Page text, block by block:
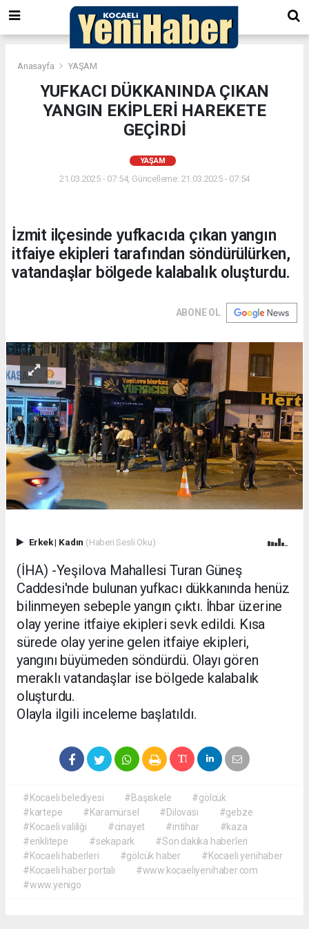
Anasayfa YAŞAM
YUFKACI DÜKKANINDA ÇIKAN
YANGIN EKİPLERİ HAREKETE
GEÇİRDİ
YAŞAM
21.03.2025 - 07:54, Güncelleme: 21.03.2025 - 07:54
İzmit ilçesinde yufkacıda çıkan yangın
itfaiye ekipleri tarafından söndürülürken,
vatandaşlar bölgede kalabalık oluşturdu.
ABONE OL
Erkek| Kadın (Haberi Sesli Oku)
(İHA) -Yeşilova Mahallesi Turan Güneş
Caddesi'nde bulunan yufkacı dükkanında henüz
bilinmeyen sebeple yangın çıktı. İhbar üzerine
olay yerine itfaiye ekipleri sevk edildi. Kısa
sürede olay yerine gelen itfaiye ekipleri,
yangını büyümeden söndürdü. Olayı gören
meraklı vatandaşlar ise bölgede kalabalık
oluşturdu.
Olayla ilgili inceleme başlatıldı.
#Kocaeli belediyesi #Başiskele
#gölcük
#kartepe
#Karamürsel #Dilovası
#gebze
#Kocaeli valiliği
#cinayet #intihar
#kaza
#eriklitepe
#sekapark
#Son dakika haberleri
#Kocaeli haberleri
#gölcük haber
#Kocaeli yenihaber
#Kocaeli haber portalı
#www.kocaeliyenihaber.com
#www.yenigo